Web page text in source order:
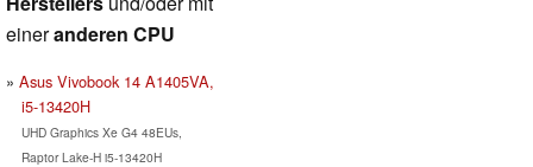
eineranderen CPU
Asus Vivobook 14 A1405VA,
i5-13420H
UHD Graphics Xe G4 48EUs,
Raptor Lake-H i5-13420H